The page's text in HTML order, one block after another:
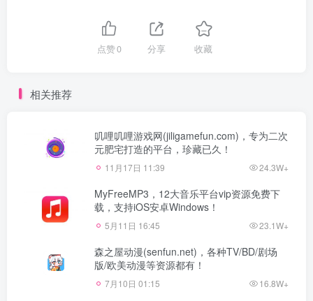
点赞0 分享 收藏
相关推荐
叽哩叽哩游戏网(jiligamefun.com)，专为二次
元肥宅打造的平台，珍藏已久！
11月17日 11:39 24.3W+
MyFreeMP3，12大音乐平台vip资源免费下
载，支持iOS安卓Windows！
5月11日 16:45 23.1W+
森之屋动漫(senfun.net)，各种TV/BD/剧场
版/欧美动漫等资源都有！
7月10日 01:15 16.8W+